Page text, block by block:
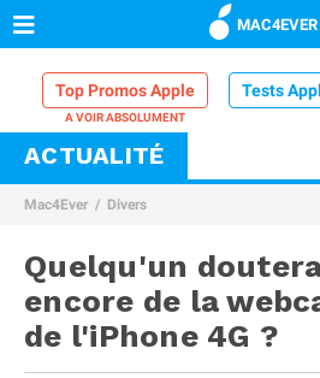
MAC4EVER
Top Promos Apple Tests
VPN Mac
Comparatif iPhone
ACTUALITÉ
Mac4Ever Divers
Quelqu'un
encore de la
de l'iPhone 4G ?